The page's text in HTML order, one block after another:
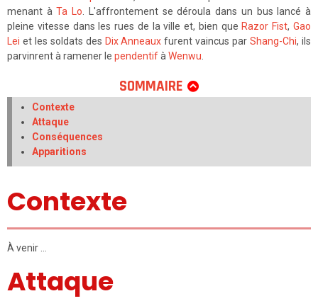
menant àTa Lo . L'affrontement se déroula dans un bus lancé à
pleine vitesse dans les rues de la ville et, bien que Razor Fist,Gao
Lei et les soldats des Dix Anneaux furent vaincus parShang-Chi, ils
parvinrent à ramener le pendentifà Wenwu
SOMMAIRE
Contexte
Attaque
Conséquences
Apparitions
Contexte
À venir …
Attaque